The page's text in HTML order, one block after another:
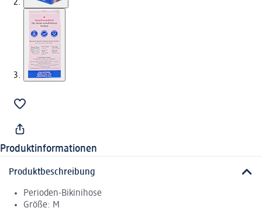
Produktinformationen
Produktbeschreibung
Perioden-Bikinihose
Größe: M